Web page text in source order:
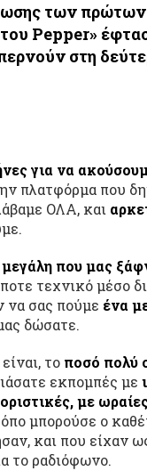
των
Pepper»
στη
για να
πλατφόρμα που
ΟΛΑ, και
που μας
τεχνικό μέσο
να σας πούμε ένα
δώσατε.
το ποσό πολύ
εκπομπές με
με
μπορούσε ο
και που είχαν
το ραδιόφωνο.